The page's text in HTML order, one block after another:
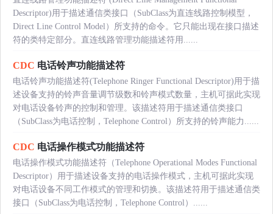
Descriptor)用于描述通信类接口（SubClass为直连线路控制模型，
Direct Line Control Model）所支持的命令。它只能出现在接口描述
符的类特定部分。直连线路管理功能描述符用......
CDC 电话铃声功能描述符
电话铃声功能描述符(Telephone Ringer Functional Descriptor)用于描
述设备支持的铃声音量调节级数和铃声模式数量，主机可据此实现
对电话设备铃声的控制和管理。该描述符用于描述通信类接口
（SubClass为电话控制，Telephone Control）所支持的铃声能力......
CDC 电话操作模式功能描述符
电话操作模式功能描述符（Telephone Operational Modes Functional
Descriptor）用于描述设备支持的电话操作模式，主机可据此实现
对电话设备不同工作模式的管理和切换。该描述符用于描述通信类
接口（SubClass为电话控制，Telephone Control）......